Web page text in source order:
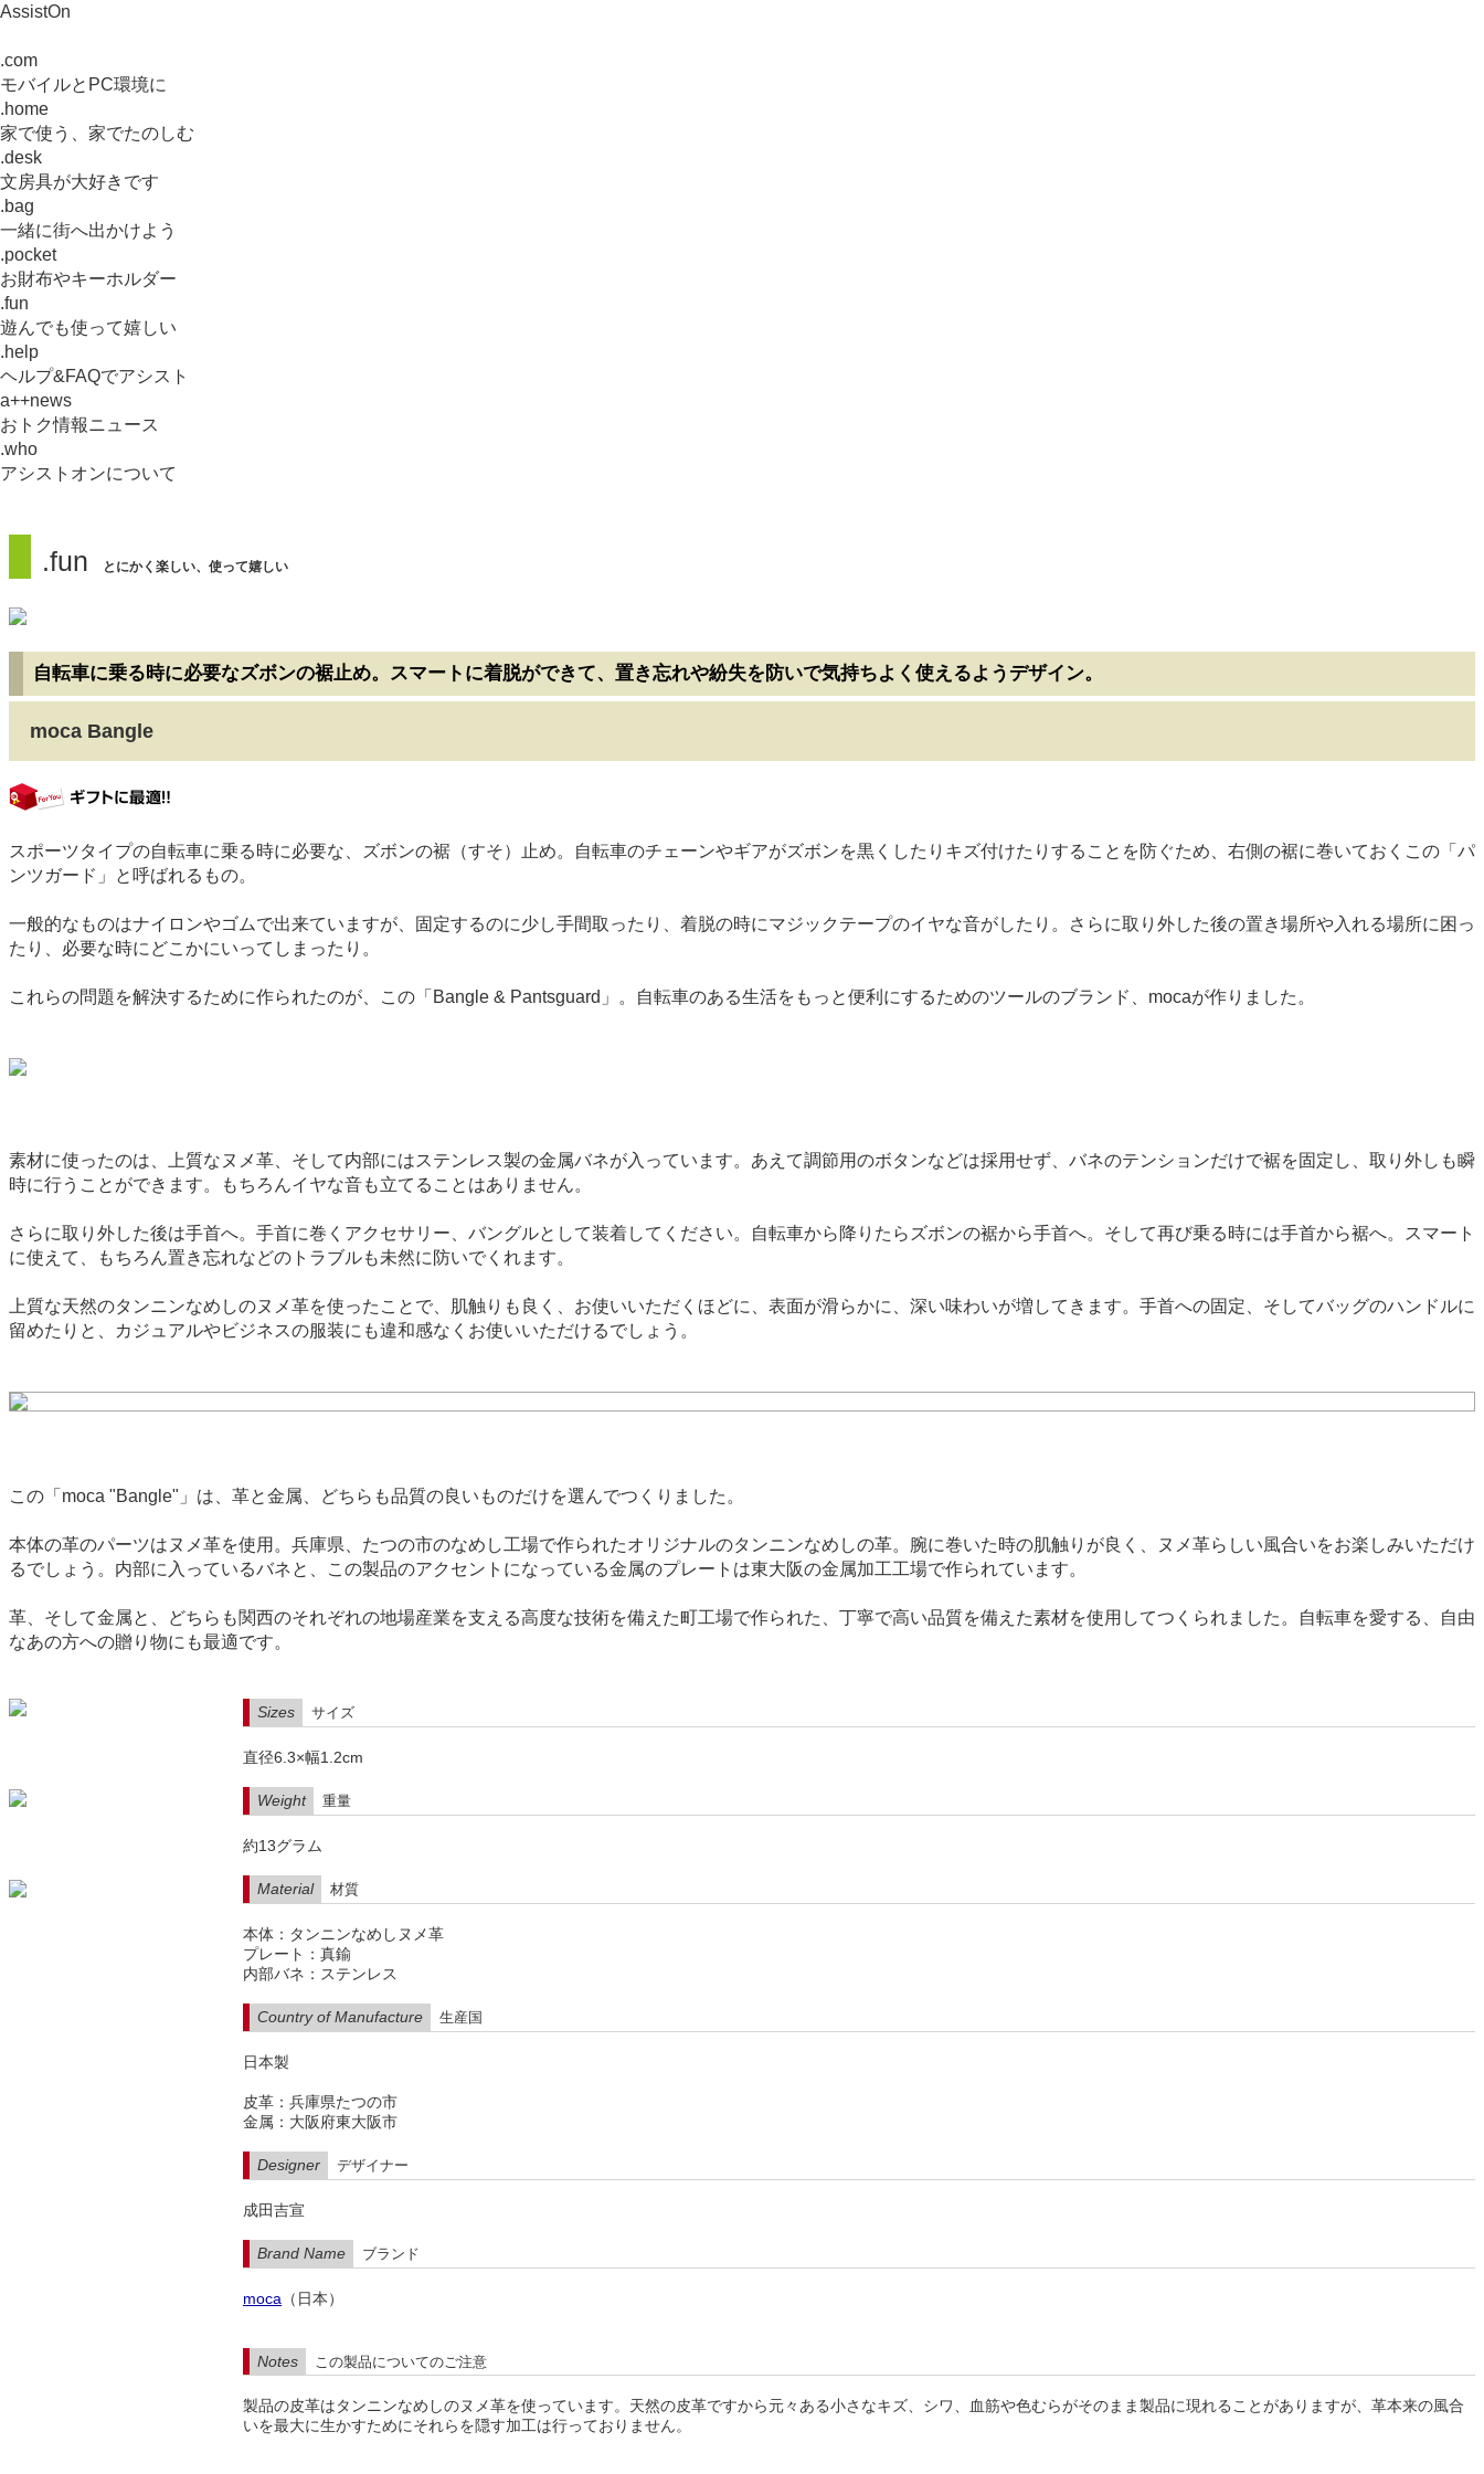
.fun とにかく楽しい、使って嬉しい
自転車に乗る時に必要なズボンの裾止め。スマートに着脱ができて、置き忘れや紛失を防いで気持ちよく使えるようデザイン。
moca Bangle
スポーツタイプの自転車に乗る時に必要な、ズボンの裾（すそ）止め。自転車のチェーンやギアがズボンを黒くしたりキズ付けたりすることを防ぐため、右側の裾に巻いておくこの「パ
ンツガード」と呼ばれるもの。
一般的なものはナイロンやゴムで出来ていますが、固定するのに少し手間取ったり、着脱の時にマジックテープのイヤな音がしたり。さらに取り外した後の置き場所や入れる場所に困っ
たり、必要な時にどこかにいってしまったり。
これらの問題を解決するために作られたのが、この「Bangle & Pantsguard」。自転車のある生活をもっと便利にするためのツールのブランド、mocaが作りました。
素材に使ったのは、上質なヌメ革、そして内部にはステンレス製の金属バネが入っています。あえて調節用のボタンなどは採用せず、バネのテンションだけで裾を固定し、取り外しも瞬
時に行うことができます。もちろんイヤな音も立てることはありません。
さらに取り外した後は手首へ。手首に巻くアクセサリー、バングルとして装着してください。自転車から降りたらズボンの裾から手首へ。そして再び乗る時には手首から裾へ。スマート
に使えて、もちろん置き忘れなどのトラブルも未然に防いでくれます。
上質な天然のタンニンなめしのヌメ革を使ったことで、肌触りも良く、お使いいただくほどに、表面が滑らかに、深い味わいが増してきます。手首への固定、そしてバッグのハンドルに
留めたりと、カジュアルやビジネスの服装にも違和感なくお使いいただけるでしょう。
この「moca "Bangle"」は、革と金属、どちらも品質の良いものだけを選んでつくりました。
本体の革のパーツはヌメ革を使用。兵庫県、たつの市のなめし工場で作られたオリジナルのタンニンなめしの革。腕に巻いた時の肌触りが良く、ヌメ革らしい風合いをお楽しみいただけ
るでしょう。内部に入っているバネと、この製品のアクセントになっている金属のプレートは東大阪の金属加工工場で作られています。
革、そして金属と、どちらも関西のそれぞれの地場産業を支える高度な技術を備えた町工場で作られた、丁寧で高い品質を備えた素材を使用してつくられました。自転車を愛する、自由
なあの方への贈り物にも最適です。
Sizes サイズ
直径6.3×幅1.2cm
Weight 重量
約13グラム
Material 材質
本体：タンニンなめしヌメ革
プレート：真鍮
内部バネ：ステンレス
Country of Manufacture 生産国
日本製
皮革：兵庫県たつの市
金属：大阪府東大阪市
Designer デザイナー
成田吉宣
Brand Name ブランド
moca （日本）
Notes この製品についてのご注意
製品の皮革はタンニンなめしのヌメ革を使っています。天然の皮革ですから元々ある小さなキズ、シワ、血筋や色むらがそのまま製品に現れることがありますが、革本来の風合
いを最大に生かすためにそれらを隠す加工は行っておりません。
AssistOn
.com
モバイルとPC環境に
.home
家で使う、家でたのしむ
.desk
文房具が大好きです
.bag
一緒に街へ出かけよう
.pocket
お財布やキーホルダー
.fun
遊んでも使って嬉しい
.help
ヘルプ&FAQでアシスト
a++news
おトク情報ニュース
.who
アシストオンについて